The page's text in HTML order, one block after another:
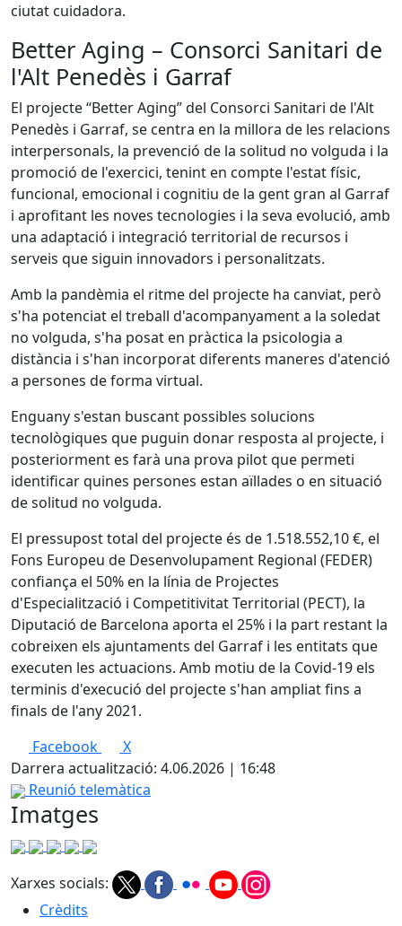
ciutat cuidadora.
Better Aging – Consorci Sanitari de
l'Alt Penedès i Garraf
El projecte “Better Aging” del Consorci Sanitari de l'Alt
Penedès i Garraf, se centra en la millora de les relacions
interpersonals, la prevenció de la solitud no volguda i la
promoció de l'exercici, tenint en compte l'estat físic,
funcional, emocional i cognitiu de la gent gran al Garraf
i aprofitant les noves tecnologies i la seva evolució, amb
una adaptació i integració territorial de recursos i
serveis que siguin innovadors i personalitzats.
Amb la pandèmia el ritme del projecte ha canviat, però
s'ha potenciat el treball d'acompanyament a la soledat
no volguda, s'ha posat en pràctica la psicologia a
distància i s'han incorporat diferents maneres d'atenció
a persones de forma virtual.
Enguany s'estan buscant possibles solucions
tecnològiques que puguin donar resposta al projecte, i
posteriorment es farà una prova pilot que permeti
identificar quines persones estan aïllades o en situació
de solitud no volguda.
El pressupost total del projecte és de 1.518.552,10 €, el
Fons Europeu de Desenvolupament Regional (FEDER)
confiança el 50% en la línia de Projectes
d'Especialització i Competitivitat Territorial (PECT), la
Diputació de Barcelona aporta el 25% i la part restant la
cobreixen els ajuntaments del Garraf i les entitats que
executen les actuacions. Amb motiu de la Covid-19 els
terminis d'execució del projecte s'han ampliat fins a
finals de l'any 2021.
Facebook
X
Darrera actualització: 4.06.2026 | 16:48
Reunió telemàtica
Imatges
Xarxes socials:
Crèdits